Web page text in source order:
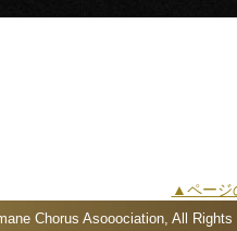
▲ページ
Chorus Asooociation, All Rights